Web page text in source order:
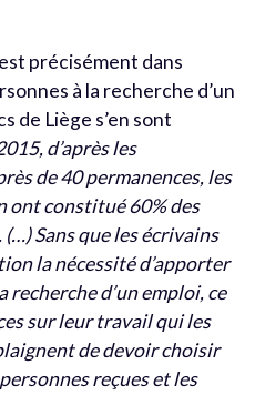
précisément dans
à la recherche d’un
de Liège s’en sont
d’après les
de 40 permanences, les
ont constitué 60% des
Sans que les écrivains
la nécessité d’apporter
recherche d’un emploi, ce
sur leur travail qui les
de devoir choisir
reçues et les